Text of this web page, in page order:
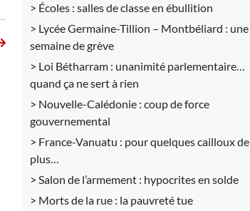
Écoles : salles de classe en ébullition
Lycée Germaine-Tillion – Montbéliard : une
semaine de grève
Loi Bétharram : unanimité parlementaire…
quand ça ne sert à rien
Nouvelle-Calédonie : coup de force
gouvernemental
France-Vanuatu : pour quelques cailloux de
plus…
Salon de l’armement : hypocrites en solde
Morts de la rue : la pauvreté tue